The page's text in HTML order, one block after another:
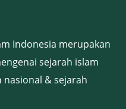
Indonesia merupakan
sejarah islam
& sejarah